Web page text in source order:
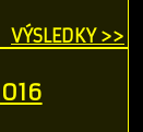
VÝSLEDKY >>